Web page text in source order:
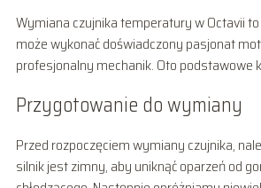
Wymiana czujnika temperatury w Octavii
może wykonać doświadczony pasjonat
profesjonalny mechanik. Oto podstawowe
Przygotowanie do wymiany
Przed rozpoczęciem wymiany czujnika,
silnik jest zimny, aby uniknąć oparzeń od